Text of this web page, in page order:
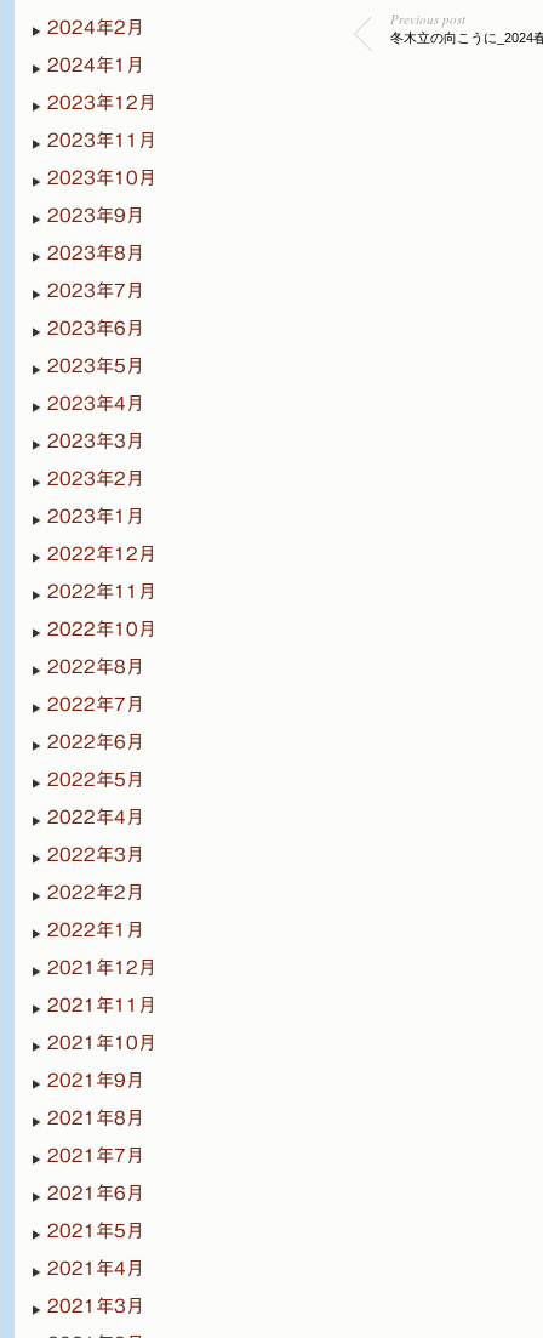
Previous post
冬木立の向こうに_2024
2024年2月
2024年1月
2023年12月
2023年11月
2023年10月
2023年9月
2023年8月
2023年7月
2023年6月
2023年5月
2023年4月
2023年3月
2023年2月
2023年1月
2022年12月
2022年11月
2022年10月
2022年8月
2022年7月
2022年6月
2022年5月
2022年4月
2022年3月
2022年2月
2022年1月
2021年12月
2021年11月
2021年10月
2021年9月
2021年8月
2021年7月
2021年6月
2021年5月
2021年4月
2021年3月